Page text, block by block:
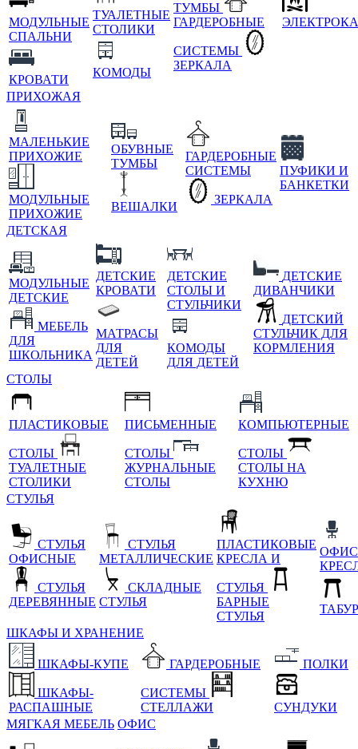
МОДУЛЬНЫЕ
СПАЛЬНИ
КРОВАТИ
ТУАЛЕТНЫЕ
СТОЛИКИ
КОМОДЫ
ТУМБЫ
ГАРДЕРОБНЫЕ
СИСТЕМЫ
ЗЕРКАЛА
ПРИХОЖАЯ
МАЛЕНЬКИЕ
ПРИХОЖИЕ
МОДУЛЬНЫЕ
ПРИХОЖИЕ
ОБУВНЫЕ
ТУМБЫ
ВЕШАЛКИ
ГАРДЕРОБНЫЕ
СИСТЕМЫ
ЗЕРКАЛА
ПУФИКИ И
БАНКЕТКИ
ДЕТСКАЯ
МОДУЛЬНЫЕ
ДЕТСКИЕ
МЕБЕЛЬ
ДЛЯ
ШКОЛЬНИКА
ДЕТСКИЕ
КРОВАТИ
МАТРАСЫ
ДЛЯ
ДЕТЕЙ
ДЕТСКИЕ
СТОЛЫ И
СТУЛЬЧИКИ
КОМОДЫ
ДЛЯ ДЕТЕЙ
ДЕТСКИЕ
ДИВАНЧИКИ
ДЕТСКИЙ
СТУЛЬЧИК ДЛЯ
КОРМЛЕНИЯ
СТОЛЫ
ПЛАСТИКОВЫЕ
СТОЛЫ
ТУАЛЕТНЫЕ
СТОЛИКИ
ПИСЬМЕННЫЕ
СТОЛЫ
ЖУРНАЛЬНЫЕ
СТОЛЫ
КОМПЬЮТЕРНЫЕ
СТОЛЫ
СТОЛЫ НА
КУХНЮ
СТУЛЬЯ
СТУЛЬЯ
ОФИСНЫЕ
СТУЛЬЯ
ДЕРЕВЯННЫЕ
СТУЛЬЯ
МЕТАЛЛИЧЕСКИЕ
СКЛАДНЫЕ
СТУЛЬЯ
ПЛАСТИКОВЫЕ
КРЕСЛА И
СТУЛЬЯ
БАРНЫЕ
СТУЛЬЯ
ШКАФЫ И ХРАНЕНИЕ
ШКАФЫ-КУПЕ
ШКАФЫ-
РАСПАШНЫЕ
ГАРДЕРОБНЫЕ
СИСТЕМЫ
СТЕЛЛАЖИ
ПОЛКИ
СУНДУКИ
МЯГКАЯ МЕБЕЛЬ ОФИС